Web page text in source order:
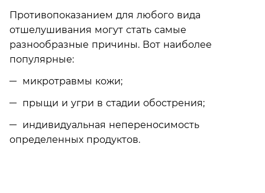
Противопоказанием для любого вида
отшелушивания могут стать самые
разнообразные причины. Вот наиболее
популярные:
микротравмы кожи;
прыщи и угри в стадии обострения;
индивидуальная непереносимость
определенных продуктов.